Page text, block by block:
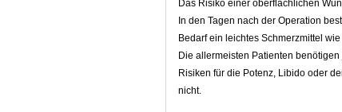
Das Risiko einer oberflächlichen
In den Tagen nach der Operation
Bedarf ein leichtes Schmerzmittel
Die allermeisten Patienten
Risiken für die Potenz, Libido oder
nicht.